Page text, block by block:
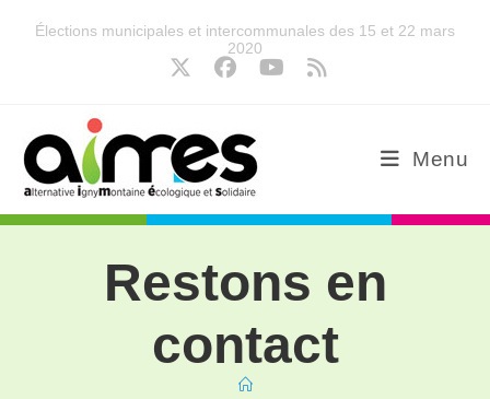
Élections municipales et intercommunales des 15 et 22 mars
2020
Menu
Restons en
contact